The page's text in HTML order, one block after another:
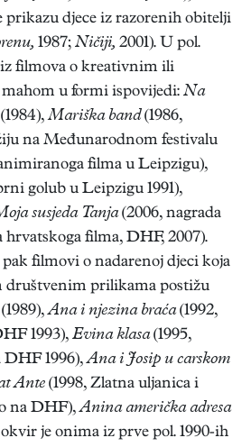
djece iz razorenih obitelji
1987; Ničiji, 2001). U pol.
filmova o kreativnim ili
u formi ispovijedi: Na
Mariška band(1986,
na Međunarodnom festivalu
filma u Leipzigu),
golub u Leipzigu 1991),
susjeda Tanja(2006, nagrada
filma, DHF, 2007).
filmovi o nadarenoj djeci koja
društvenim prilikama postižu
Ana i njezina braća(1992,
1993), Evina klasa(1995,
DHF 1996),Ana i Josip u carskom
Ante (1998, Zlatna uljanica i
na DHF),Anina američka adresa
je onima iz prve pol. 1990-ih